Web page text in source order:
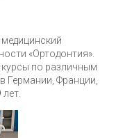
«Ортодонтия».
по различным
Германии, Франции,